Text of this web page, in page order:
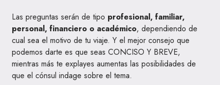
Las preguntas serán de tipo profesional, familiar,
personal, financiero o académico, dependiendo de
cual sea el motivo de tu viaje. Y el mejor consejo que
podemos darte es que seas CONCISO Y BREVE,
mientras más te explayes aumentas las posibilidades de
que el cónsul indage sobre el tema.